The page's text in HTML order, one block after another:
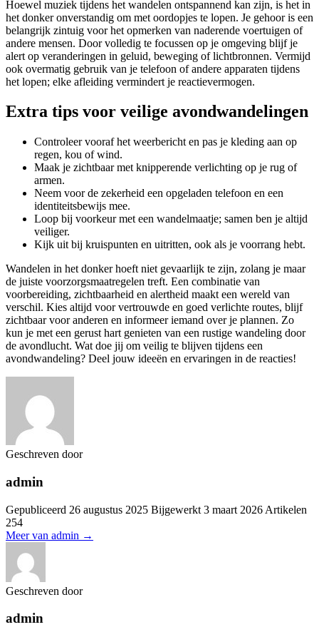
Hoewel muziek tijdens het wandelen ontspannend kan zijn, is het in
het donker onverstandig om met oordopjes te lopen. Je gehoor is een
belangrijk zintuig voor het opmerken van naderende voertuigen of
andere mensen. Door volledig te focussen op je omgeving blijf je
alert op veranderingen in geluid, beweging of lichtbronnen. Vermijd
ook overmatig gebruik van je telefoon of andere apparaten tijdens
het lopen; elke afleiding vermindert je reactievermogen.
Extra tips voor veilige avondwandelingen
Controleer vooraf het weerbericht en pas je kleding aan op
regen, kou of wind.
Maak je zichtbaar met knipperende verlichting op je rug of
armen.
Neem voor de zekerheid een opgeladen telefoon en een
identiteitsbewijs mee.
Loop bij voorkeur met een wandelmaatje; samen ben je altijd
veiliger.
Kijk uit bij kruispunten en uitritten, ook als je voorrang hebt.
Wandelen in het donker hoeft niet gevaarlijk te zijn, zolang je maar
de juiste voorzorgsmaatregelen treft. Een combinatie van
voorbereiding, zichtbaarheid en alertheid maakt een wereld van
verschil. Kies altijd voor vertrouwde en goed verlichte routes, blijf
zichtbaar voor anderen en informeer iemand over je plannen. Zo
kun je met een gerust hart genieten van een rustige wandeling door
de avondlucht. Wat doe jij om veilig te blijven tijdens een
avondwandeling? Deel jouw ideeën en ervaringen in de reacties!
Geschreven door
admin
Gepubliceerd 26 augustus 2025 Bijgewerkt 3 maart 2026 Artikelen
254
Meer van admin →
Geschreven door
admin